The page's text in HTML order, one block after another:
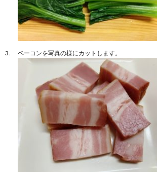
ベーコンを写真の様にカットします。